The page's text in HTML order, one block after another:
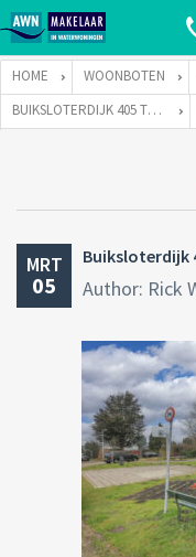
HOME WOONBOTEN
BUIKSLOTERDIJK 405 TE 1034 ZA AMSTERDAM
MRT
05
Buiksloterdijk
Author: Rick